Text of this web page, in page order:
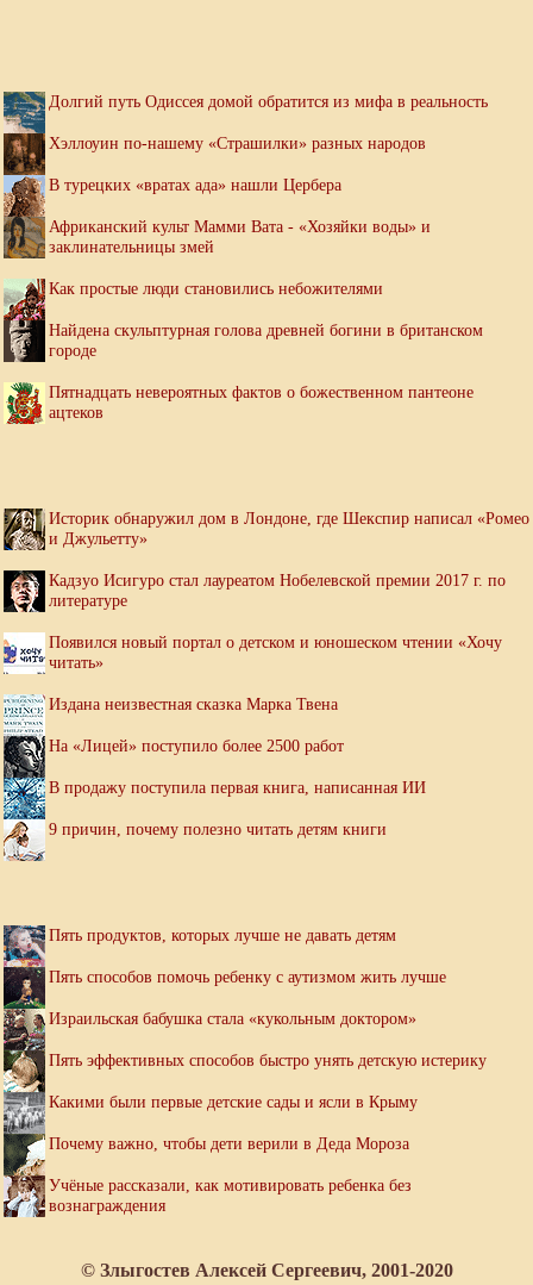
Долгий путь Одиссея домой обратится из мифа в реальность
Хэллоуин по-нашему «Страшилки» разных народов
В турецких «вратах ада» нашли Цербера
Африканский культ Мамми Вата - «Хозяйки воды» и
заклинательницы змей
Как простые люди становились небожителями
Найдена скульптурная голова древней богини в британском
городе
Пятнадцать невероятных фактов о божественном пантеоне
ацтеков
Историк обнаружил дом в Лондоне, где Шекспир написал «Ромео
и Джульетту»
Кадзуо Исигуро стал лауреатом Нобелевской премии 2017 г. по
литературе
Появился новый портал о детском и юношеском чтении «Хочу
читать»
Издана неизвестная сказка Марка Твена
На «Лицей» поступило более 2500 работ
В продажу поступила первая книга, написанная ИИ
9 причин, почему полезно читать детям книги
Пять продуктов, которых лучше не давать детям
Пять способов помочь ребенку с аутизмом жить лучше
Израильская бабушка стала «кукольным доктором»
Пять эффективных способов быстро унять детскую истерику
Какими были первые детские сады и ясли в Крыму
Почему важно, чтобы дети верили в Деда Мороза
Учёные рассказали, как мотивировать ребенка без
вознаграждения
© Злыгостев Алексей Сергеевич, 2001-2020